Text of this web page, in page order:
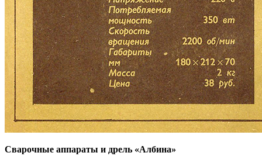
Сварочные аппараты и дрель «Албина»